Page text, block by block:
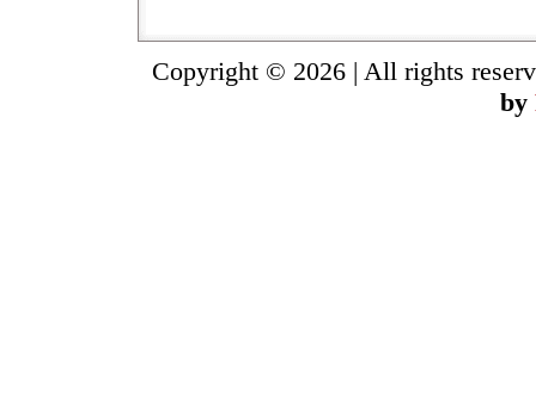
Copyright © 2026 | All rights
by